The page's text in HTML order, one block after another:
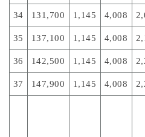
34 131,700 1,145 4,008
35 137,100 1,145 4,008
36 142,500 1,145 4,008
37 147,900 1,145 4,008